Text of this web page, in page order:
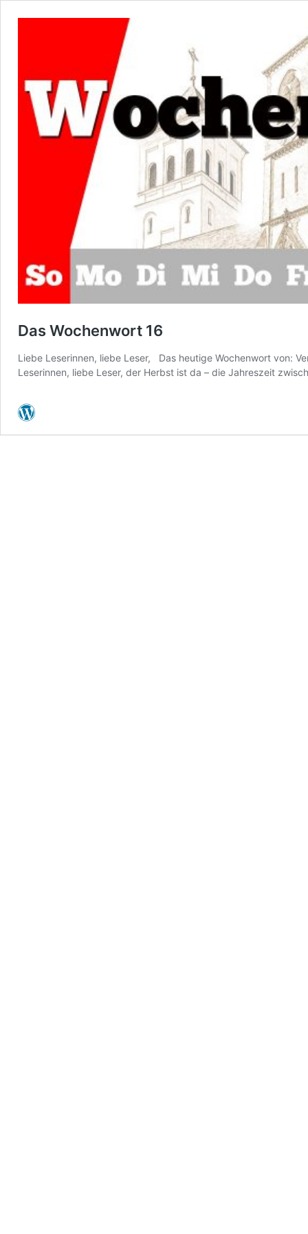
Das Wochenwort 16
Liebe Leserinnen, liebe Leser, Das heutige Wochenwort von:
Leserinnen, liebe Leser, der Herbst ist da – die Jahreszeit